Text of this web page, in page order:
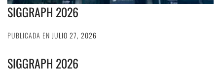
SIGGRAPH 2026
PUBLICADA EN JULIO 27, 2026
SIGGRAPH 2026